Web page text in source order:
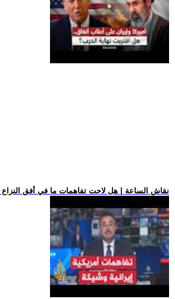
.. نقاش الساعة | هل لاحت تفاهمات ما في أفق النزاع